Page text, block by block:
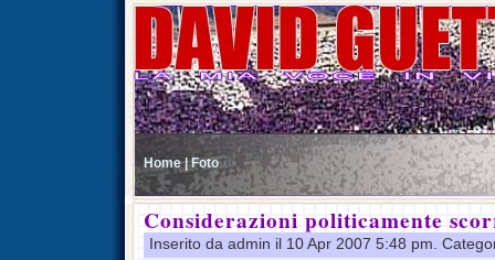
Home | Foto
Considerazioni politicamente
Inserito da admin il 10 Apr 2007 5:48 pm.